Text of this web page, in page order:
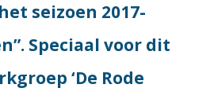
seizoen 2017-
Speciaal voor dit
‘De Rode